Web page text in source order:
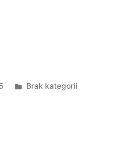
Opublikowano
Brak kategorii